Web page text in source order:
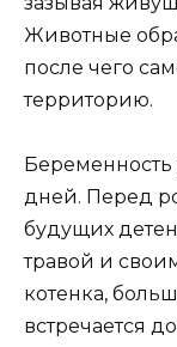
Животные
после чего
территорию.
Беременность
дней. Перед
будущих
травой и
котенка,
встречается